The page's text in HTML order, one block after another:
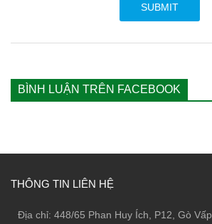
BÌNH LUẬN TRÊN FACEBOOK
THÔNG TIN LIÊN HỆ
Địa chỉ: 448/65 Phan Huy Ích, P12, Gò Vấp